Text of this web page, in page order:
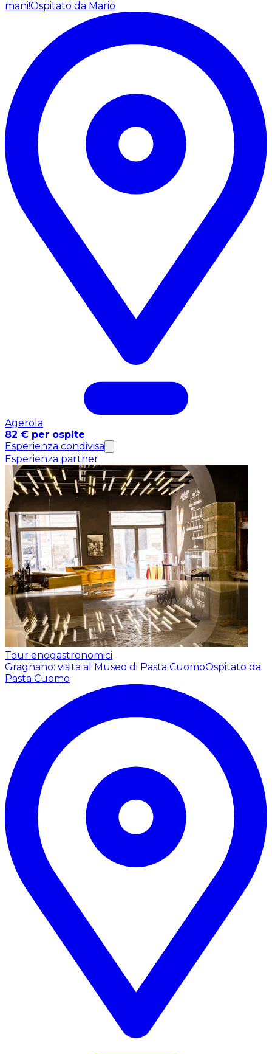
mani!Ospitato da Mario
Agerola
82 € per ospite
Esperienza condivisa
Esperienza partner
Tour enogastronomici
Gragnano: visita al Museo di Pasta CuomoOspitato da
Pasta Cuomo